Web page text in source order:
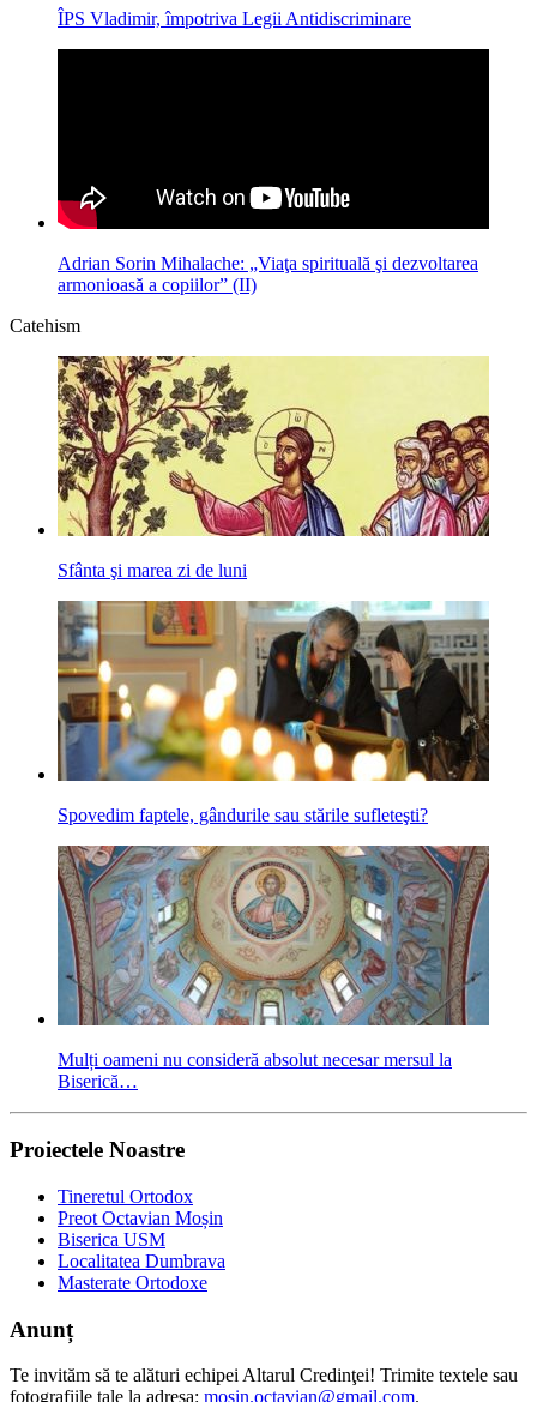
ÎPS Vladimir, împotriva Legii Antidiscriminare
Adrian Sorin Mihalache: „Viaţa spirituală şi dezvoltarea
armonioasă a copiilor” (II)
Catehism
Sfânta şi marea zi de luni
Spovedim faptele, gândurile sau stările sufleteşti?
Mulți oameni nu consideră absolut necesar mersul la
Biserică…
Proiectele Noastre
Tineretul Ortodox
Preot Octavian Moșin
Biserica USM
Localitatea Dumbrava
Masterate Ortodoxe
Anunț
Te invităm să te alături echipei Altarul Credinţei! Trimite textele sau
fotografiile tale la adresa: mosin.octavian@gmail.com.